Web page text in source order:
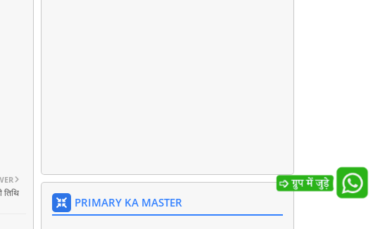
तिथि
PRIMARY KA MASTER